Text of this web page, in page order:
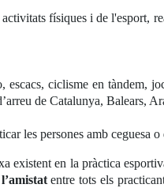
físiques i de l'esport,
ciclisme en tàndem,
de Catalunya, Balears,
les persones amb ceguesa
existent en la pràctica
entre tots els